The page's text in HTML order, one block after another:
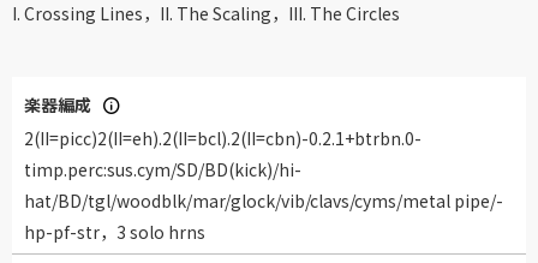
I. Crossing Lines，II. The Scaling，III. The Circles
楽器編成
2(II=picc)2(II=eh).2(II=bcl).2(II=cbn)-0.2.1+btrbn.0-
timp.perc:sus.cym/SD/BD(kick)/hi-
hat/BD/tgl/woodblk/mar/glock/vib/clavs/cyms/metal pipe/-
hp-pf-str，3 solo hrns